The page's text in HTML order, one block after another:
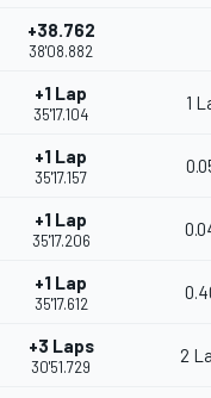
+38.762
38'08.882
+1 Lap
35'17.104
1
+1 Lap
35'17.157
+1 Lap
35'17.206
+1 Lap
35'17.612
+3 Laps
30'51.729
2